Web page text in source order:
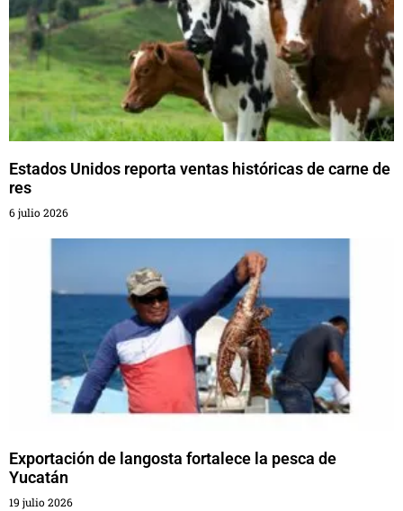
Estados Unidos reporta ventas históricas de carne de
res
6 julio 2026
Exportación de langosta fortalece la pesca de
Yucatán
19 julio 2026